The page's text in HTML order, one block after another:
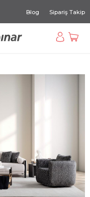
Blog Sipariş Takip